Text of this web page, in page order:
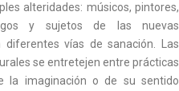
alteridades: músicos, pintores,
y sujetos de las nuevas
diferentes vías de sanación. Las
se entretejen entre prácticas
la imaginación o de su sentido